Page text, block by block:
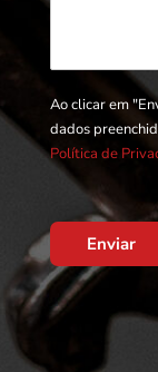
Ao clicar em
dados
Política de
Enviar